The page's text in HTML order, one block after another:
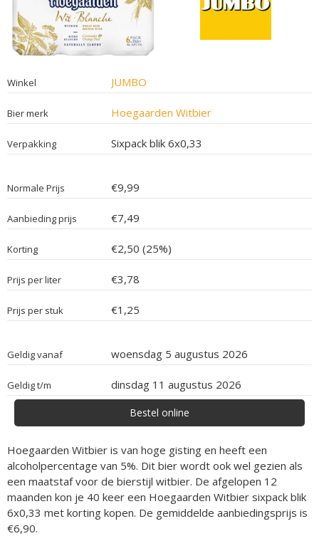
Winkel JUMBO
Bier merk Hoegaarden Witbier
Verpakking Sixpack blik 6x0,33
Normale Prijs €9,99
Aanbieding prijs €7,49
Korting €2,50 (25%)
Prijs per liter €3,78
Prijs per stuk €1,25
Geldig vanaf woensdag 5 augustus 2026
Geldig t/m dinsdag 11 augustus 2026
Bestel online
Hoegaarden Witbier is van hoge gisting en heeft een
alcoholpercentage van 5%. Dit bier wordt ook wel gezien als
een maatstaf voor de bierstijl witbier. De afgelopen 12
maanden kon je 40 keer een Hoegaarden Witbier sixpack blik
6x0,33 met korting kopen. De gemiddelde aanbiedingsprijs is
€6,90.